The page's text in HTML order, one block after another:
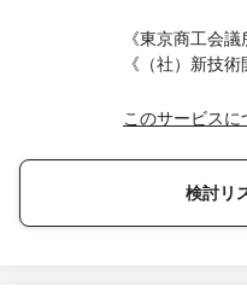
《東京商工会議
《（社）新技
このサービスに
検討リ